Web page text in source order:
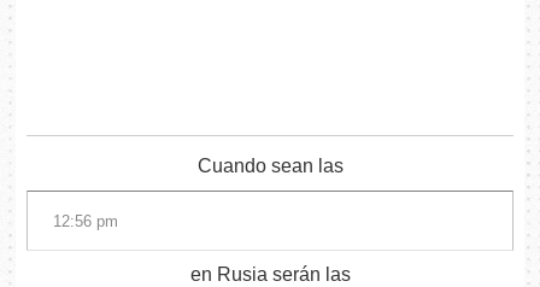
Cuando sean las
en Rusia serán las